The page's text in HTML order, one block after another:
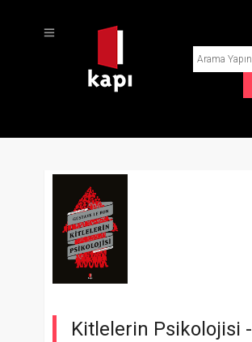
Kitlelerin Psikolojisi -